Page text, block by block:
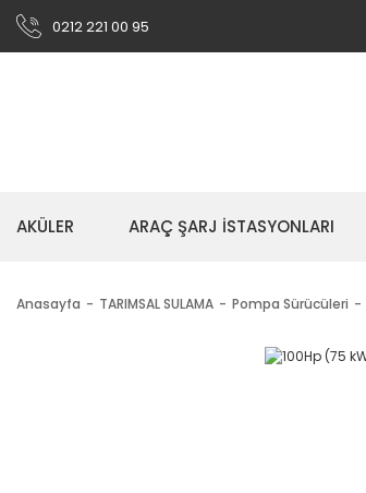
0212 221 00 95
AKÜLER ARAÇ ŞARJ İSTASYONLARI
Anasayfa TARIMSAL SULAMA Pompa Sürücüleri